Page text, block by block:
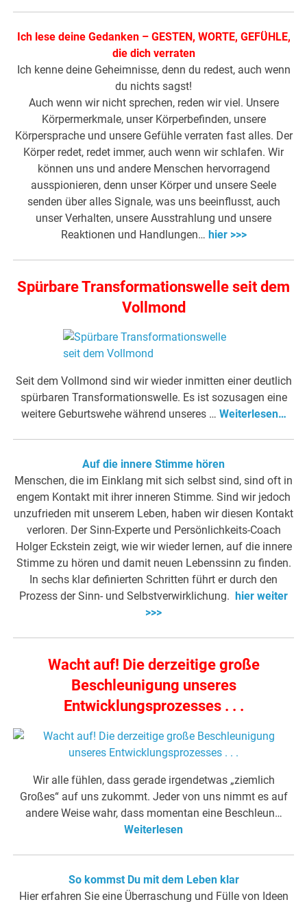
Ich lese deine Gedanken – GESTEN, WORTE, GEFÜHLE,
die dich verraten
Ich kenne deine Geheimnisse, denn du redest, auch wenn
du nichts sagst!
Auch wenn wir nicht sprechen, reden wir viel. Unsere
Körpermerkmale, unser Körperbefinden, unsere
Körpersprache und unsere Gefühle verraten fast alles. Der
Körper redet, redet immer, auch wenn wir schlafen. Wir
können uns und andere Menschen hervorragend
ausspionieren, denn unser Körper und unsere Seele
senden über alles Signale, was uns beeinflusst, auch
unser Verhalten, unsere Ausstrahlung und unsere
Reaktionen und Handlungen… hier >>>
Spürbare Transformationswelle seit dem
Vollmond
Seit dem Vollmond sind wir wieder inmitten einer deutlich
spürbaren Transformationswelle. Es ist sozusagen eine
weitere Geburtswehe während unseres … Weiterlesen…
Auf die innere Stimme hören
Menschen, die im Einklang mit sich selbst sind, sind oft in
engem Kontakt mit ihrer inneren Stimme. Sind wir jedoch
unzufrieden mit unserem Leben, haben wir diesen Kontakt
verloren. Der Sinn-Experte und Persönlichkeits-Coach
Holger Eckstein zeigt, wie wir wieder lernen, auf die innere
Stimme zu hören und damit neuen Lebenssinn zu finden.
In sechs klar definierten Schritten führt er durch den
Prozess der Sinn- und Selbstverwirklichung.
hier weiter
>>>
Wacht auf! Die derzeitige große
Beschleunigung unseres
Entwicklungsprozesses . . .
Wir alle fühlen, dass gerade irgendetwas „ziemlich
Großes“ auf uns zukommt. Jeder von uns nimmt es auf
andere Weise wahr, dass momentan eine Beschleun…
Weiterlesen
So kommst Du mit dem Leben klar
Hier erfahren Sie eine Überraschung und Fülle von Ideen